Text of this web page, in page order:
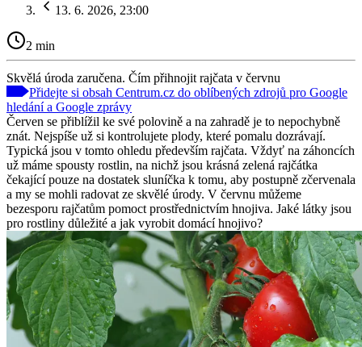
13. 6. 2026, 23:00
2 min
Skvělá úroda zaručena. Čím přihnojit rajčata v červnu
Přidejte si obsah Centrum.cz do oblíbených zdrojů pro Google
hledání a Google zprávy
Červen se přiblížil ke své polovině a na zahradě je to nepochybně
znát. Nejspíše už si kontrolujete plody, které pomalu dozrávají.
Typická jsou v tomto ohledu především rajčata. Vždyť na záhoncích
už máme spousty rostlin, na nichž jsou krásná zelená rajčátka
čekající pouze na dostatek sluníčka k tomu, aby postupně zčervenala
a my se mohli radovat ze skvělé úrody. V červnu můžeme
bezesporu rajčatům pomoct prostřednictvím hnojiva. Jaké látky jsou
pro rostliny důležité a jak vyrobit domácí hnojivo?